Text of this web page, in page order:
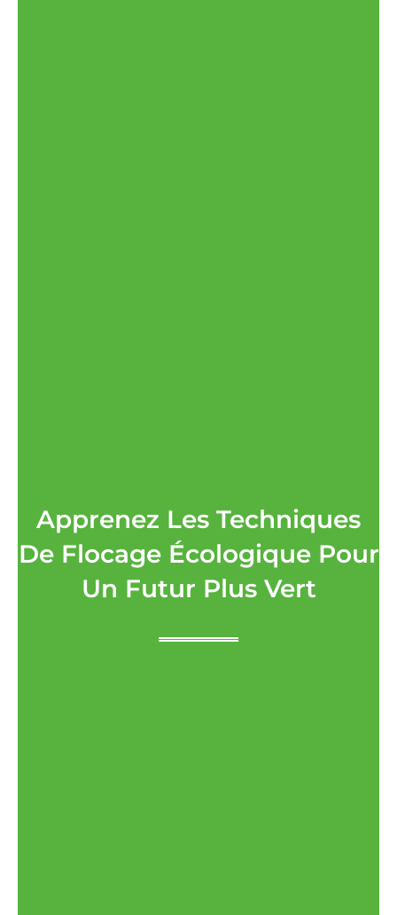
Apprenez Les Techniques
De Flocage Écologique Pour
Un Futur Plus Vert